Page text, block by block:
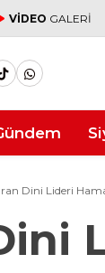
VİDEO GALERİ
Dini Lideri